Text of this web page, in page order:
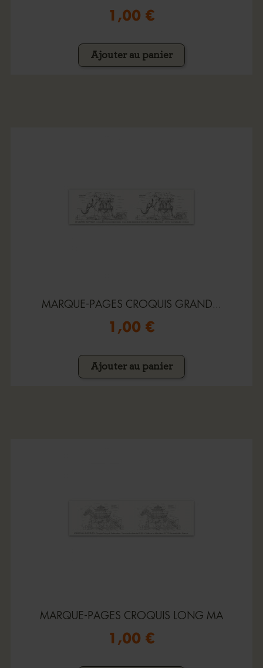
1,00 €
Ajouter au panier
MARQUE-PAGES CROQUIS GRAND...
1,00 €
Ajouter au panier
MARQUE-PAGES CROQUIS LONG MA
1,00 €